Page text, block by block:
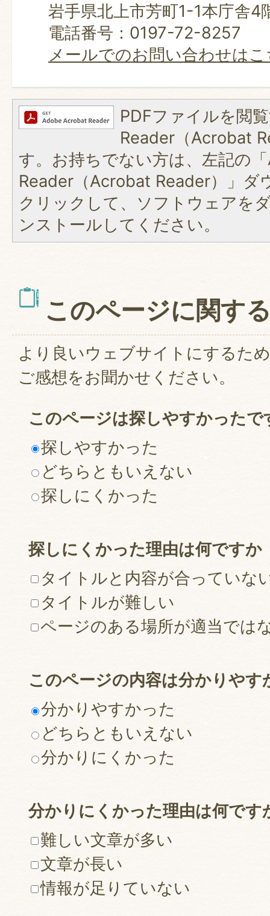
岩手県北上市芳町1-1本庁舎4
電話番号：0197-72-8257
メールでのお問い合わせは
PDFファイルを閲
Reader（Acrobat
す。お持ちでない方は、左記の
Reader（Acrobat Reader）」ダ
クリックして、ソフトウェアを
ンストールしてください。
このページに関す
より良いウェブサイトにするた
ご感想をお聞かせください。
このページは探しやすかったで
探しやすかった
どちらともいえない
探しにくかった
探しにくかった理由は何ですか
タイトルと内容が合っていな
タイトルが難しい
ページのある場所が適当では
このページの内容は分かりやす
分かりやすかった
どちらともいえない
分かりにくかった
分かりにくかった理由は何です
難しい文章が多い
文章が長い
情報が足りていない